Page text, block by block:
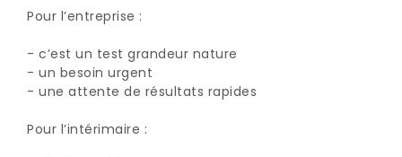
Pour l’entreprise :
- c’est un test grandeur nature
- un besoin urgent
- une attente de résultats rapides
Pour l’intérimaire :